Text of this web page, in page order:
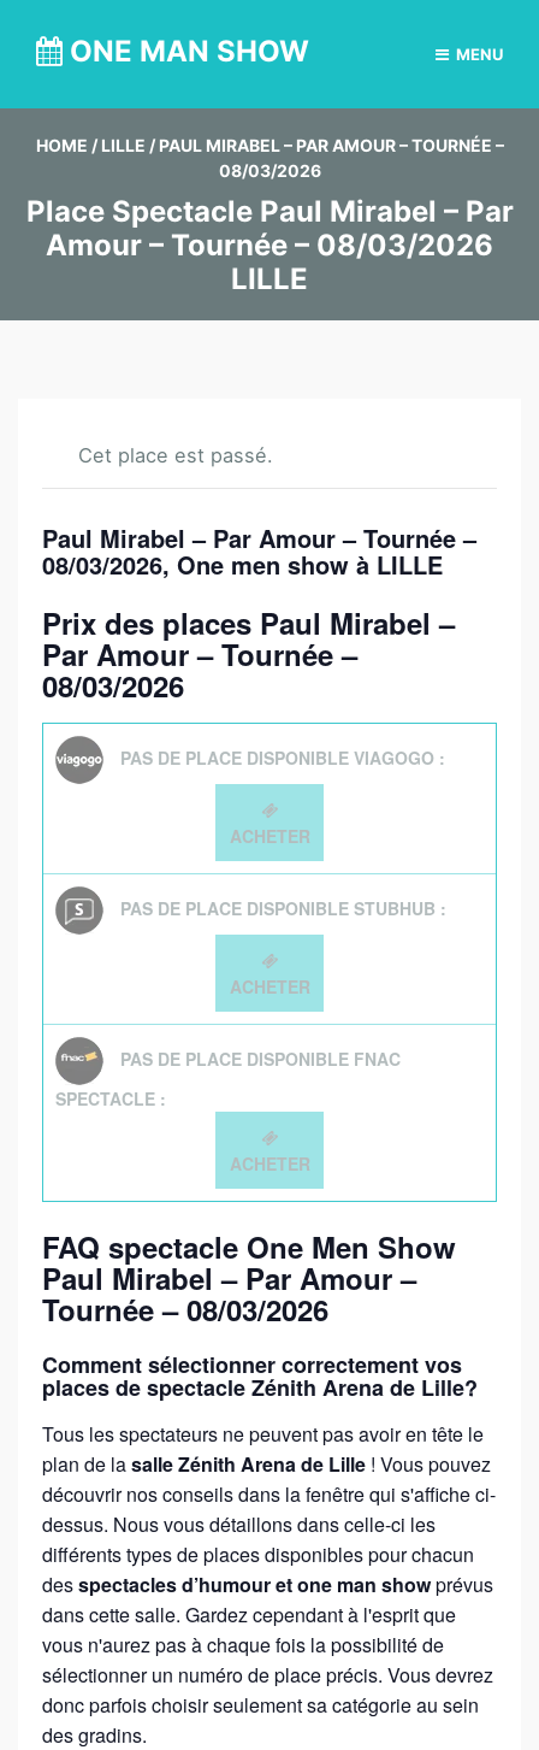
ONE MAN SHOW MENU
HOME / LILLE / PAUL MIRABEL – PAR AMOUR – TOURNÉE –
08/03/2026
Place Spectacle Paul Mirabel – Par
Amour – Tournée – 08/03/2026
LILLE
Cet place est passé.
Paul Mirabel – Par Amour – Tournée –
08/03/2026, One men show à LILLE
Prix des places Paul Mirabel –
Par Amour – Tournée –
08/03/2026
PAS DE PLACE DISPONIBLE VIAGOGO :
ACHETER
PAS DE PLACE DISPONIBLE STUBHUB :
ACHETER
PAS DE PLACE DISPONIBLE FNAC
SPECTACLE :
ACHETER
FAQ spectacle One Men Show
Paul Mirabel – Par Amour –
Tournée – 08/03/2026
Comment sélectionner correctement vos
places de spectacle Zénith Arena de Lille?
Tous les spectateurs ne peuvent pas avoir en tête le
plan de lasalle Zénith Arena de Lille ! Vous pouvez
découvrir nos conseils dans la fenêtre qui s'affiche ci-
dessus. Nous vous détaillons dans celle-ci les
différents types de places disponibles pour chacun
desspectacles d’humour et one man showprévus
dans cette salle. Gardez cependant à l'esprit que
vous n'aurez pas à chaque fois la possibilité de
sélectionner un numéro de place précis. Vous devrez
donc parfois choisir seulement sa catégorie au sein
des gradins.